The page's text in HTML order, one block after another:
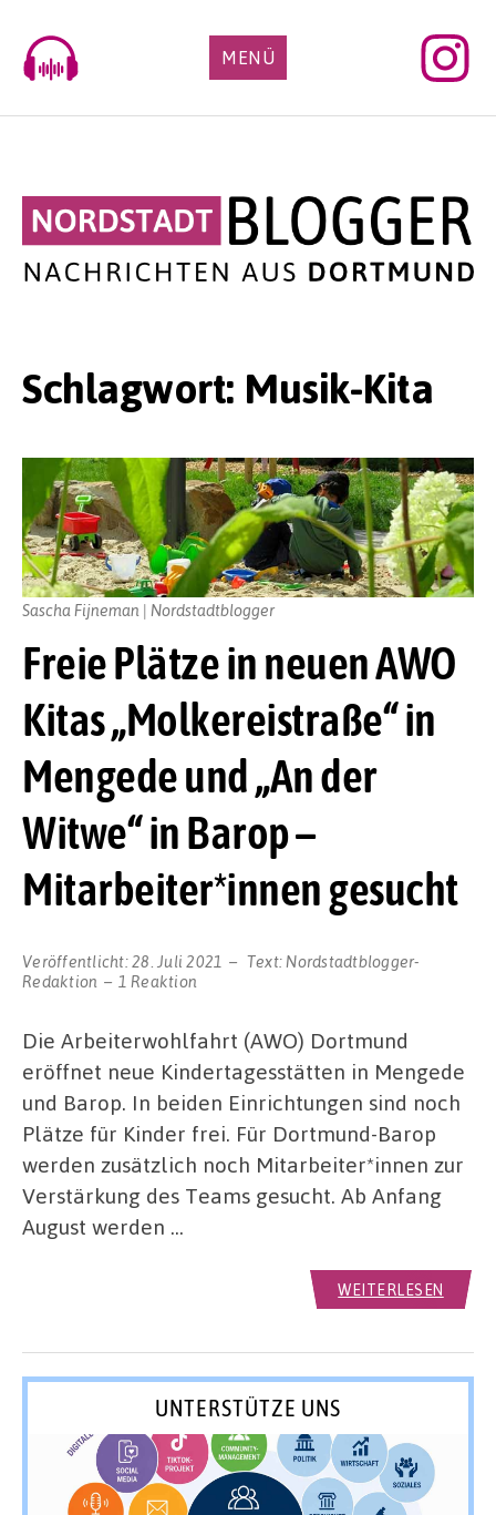
content
MENÜ
Schlagwort: Musik-Kita
Freie Plätze in neuen AWO
Kitas „Molkereistraße“ in
Mengede und „An der
Witwe“ in Barop –
Mitarbeiter*innen gesucht
Veröffentlicht:28. Juli 2021 Text: Nordstadtblogger-
Redaktion
1 Reaktion
Sascha Fijneman | Nordstadtblogger
Die Arbeiterwohlfahrt (AWO) Dortmund
eröffnet neue Kindertagesstätten in Mengede
und Barop. In beiden Einrichtungen sind noch
Plätze für Kinder frei. Für Dortmund-Barop
werden zusätzlich noch Mitarbeiter*innen zur
Verstärkung des Teams gesucht. Ab Anfang
August werden …
WEITERLESEN
UNTERSTÜTZE UNS